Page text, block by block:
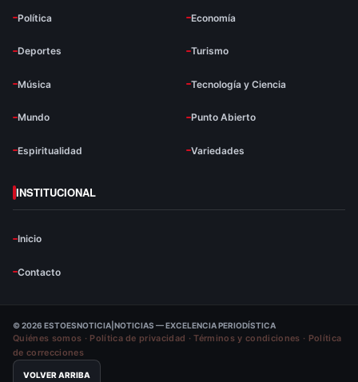
Política Economía
Deportes Turismo
Música Tecnología y Ciencia
Mundo Punto Abierto
Espiritualidad Variedades
INSTITUCIONAL
Inicio
Contacto
© 2026 ESTOESNOTICIA|NOTICIAS — EXCELENCIA PERIODÍSTICA
Quiénes somos · Política de privacidad ·Términos y condiciones · Política
de correcciones
VOLVER ARRIBA